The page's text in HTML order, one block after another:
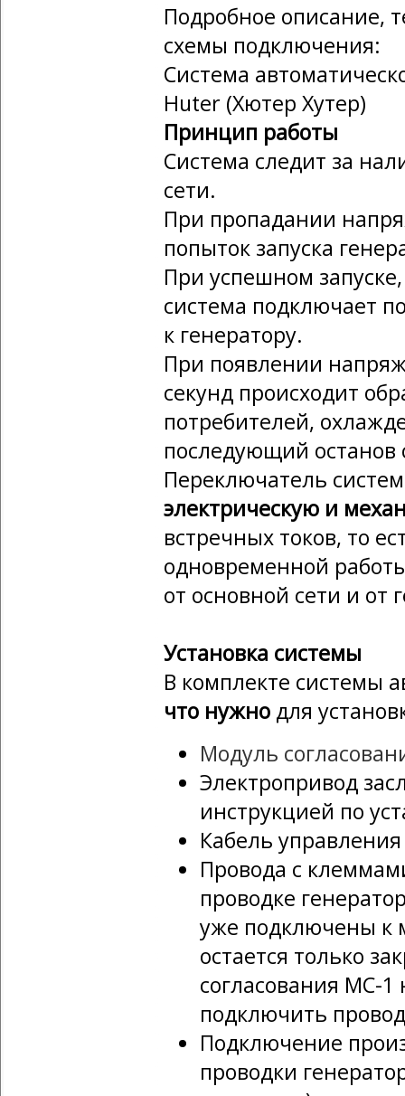
Подробное описание,
схемы подключения:
Система
Huter (Хютер Хутер)
Принцип работы
Система следит за
сети.
При пропадании
попыток запуска
При успешном
система подключает
к генератору.
При появлении
секунд происходит
потребителей,
последующий останов
Переключатель
электрическую и
встречных токов, то
одновременной
от основной сети и от
Установка системы
В комплекте системы
что нужно для
Модуль
Электропривод
инструкцией по
Кабель
Провода с
проводке
уже подключены к
остается только
согласования МС-1
подключить
Подключение
проводки